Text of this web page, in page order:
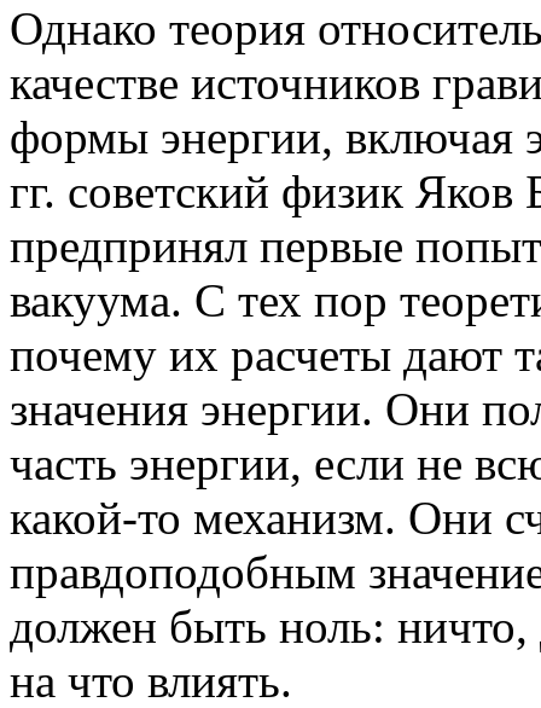
Однако теория
качестве источников
формы энергии, включая
гг. советский физик
предпринял первые
вакуума. С тех пор
почему их расчеты дают
значения энергии. Они
часть энергии, если не
какой-то механизм. Они
правдоподобным
должен быть ноль:
на что влиять.